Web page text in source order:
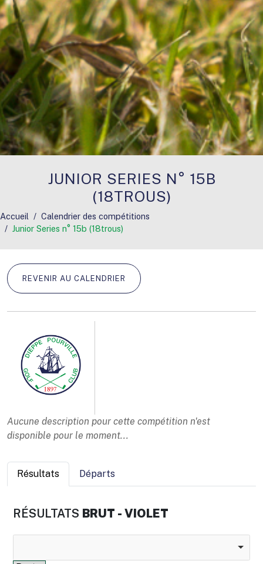
JUNIOR SERIES N° 15B
(18TROUS)
Accueil
Calendrier des compétitions
Junior Series n° 15b (18trous)
REVENIR AU CALENDRIER
Aucune description pour cette compétition n'est
disponible pour le moment...
Résultats Départs
RÉSULTATS BRUT - VIOLET